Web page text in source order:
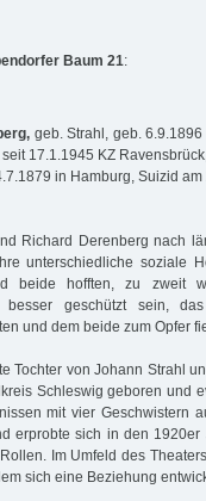
Baum 21:
geb. Strahl, geb.
17.1.1945 KZ
in Hamburg, Suizid am
Richard Derenberg nach
unterschiedliche soziale
beide hofften, zu zweit
besser geschützt sein,
und dem beide zum Opfer
Tochter von Johann Strahl
Schleswig geboren und
mit vier Geschwistern
erprobte sich in den
Im Umfeld des
sich eine Beziehung